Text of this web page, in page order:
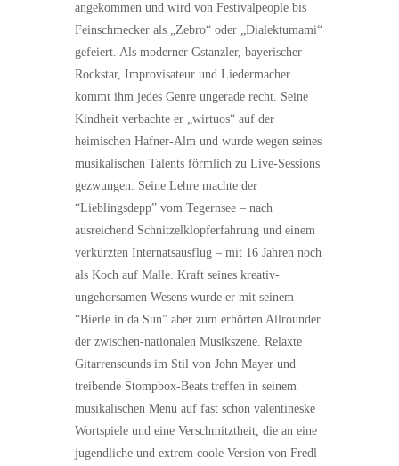
angekommen und wird von Festivalpeople bis
Feinschmecker als „Zebro“ oder „Dialektumami“
gefeiert. Als moderner Gstanzler, bayerischer
Rockstar, Improvisateur und Liedermacher
kommt ihm jedes Genre ungerade recht. Seine
Kindheit verbachte er „wirtuos“ auf der
heimischen Hafner-Alm und wurde wegen seines
musikalischen Talents förmlich zu Live-Sessions
gezwungen. Seine Lehre machte der
“Lieblingsdepp” vom Tegernsee – nach
ausreichend Schnitzelklopferfahrung und einem
verkürzten Internatsausflug – mit 16 Jahren noch
als Koch auf Malle. Kraft seines kreativ-
ungehorsamen Wesens wurde er mit seinem
“Bierle in da Sun” aber zum erhörten Allrounder
der zwischen-nationalen Musikszene. Relaxte
Gitarrensounds im Stil von John Mayer und
treibende Stompbox-Beats treffen in seinem
musikalischen Menü auf fast schon valentineske
Wortspiele und eine Verschmitztheit, die an eine
jugendliche und extrem coole Version von Fredl